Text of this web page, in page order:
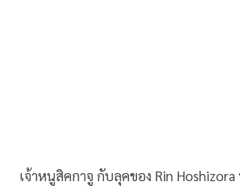
เจ้าหนูสิคกาจู กับลุคของ Rin